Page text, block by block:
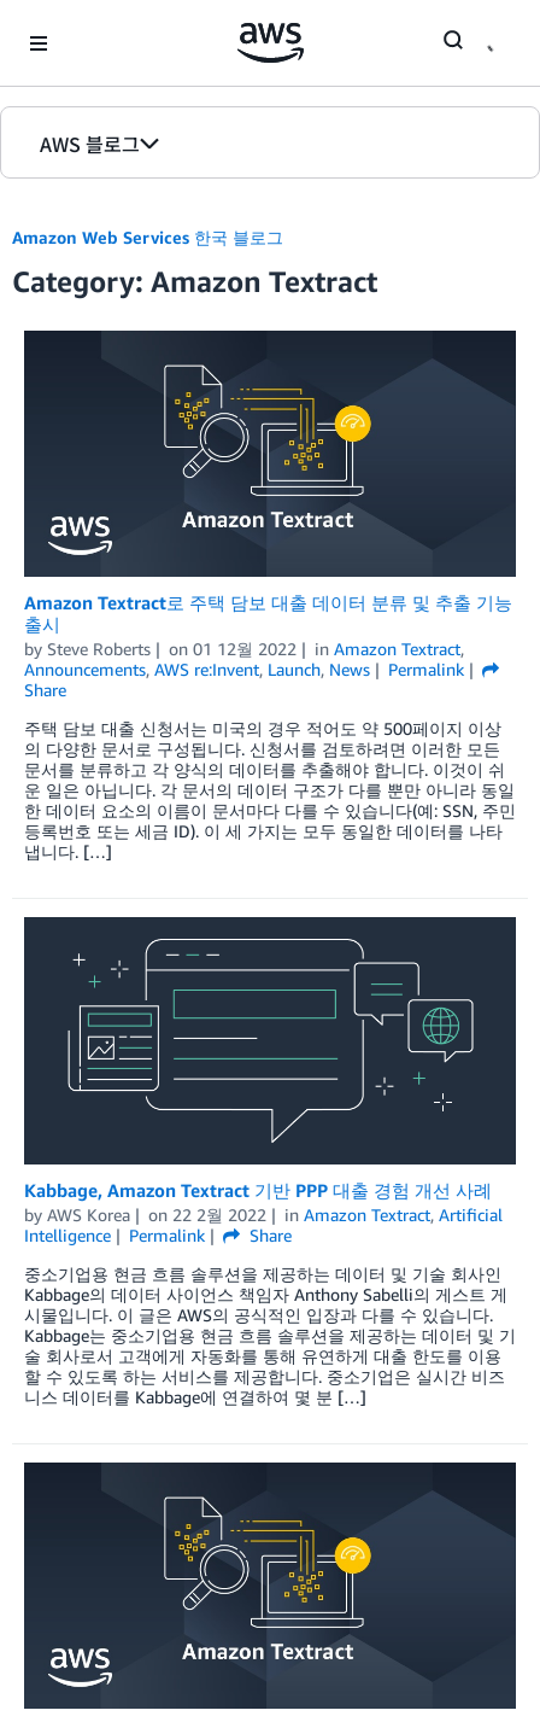
AWS 블로그
에디션
Amazon Web Services 한국 블로그
Category: Amazon Textract
Amazon Textract로 주택 담보 대출 데이터 분류 및 추출 기능
출시
by Steve Roberts on 01 12월 2022 in Amazon Textract,
Announcements, AWS re:Invent, Launch, News
Permalink
Share
주택 담보 대출 신청서는 미국의 경우 적어도 약 500페이지 이상
의 다양한 문서로 구성됩니다. 신청서를 검토하려면 이러한 모든
문서를 분류하고 각 양식의 데이터를 추출해야 합니다. 이것이 쉬
운 일은 아닙니다. 각 문서의 데이터 구조가 다를 뿐만 아니라 동일
한 데이터 요소의 이름이 문서마다 다를 수 있습니다(예: SSN, 주민
등록번호 또는 세금 ID). 이 세 가지는 모두 동일한 데이터를 나타
냅니다. […]
Kabbage, Amazon Textract 기반 PPP 대출 경험 개선 사례
by AWS Korea on 22 2월 2022 in Amazon Textract, Artificial
Intelligence
Permalink
Share
중소기업용 현금 흐름 솔루션을 제공하는 데이터 및 기술 회사인
Kabbage의 데이터 사이언스 책임자 Anthony Sabelli의 게스트 게
시물입니다. 이 글은 AWS의 공식적인 입장과 다를 수 있습니다.
Kabbage는 중소기업용 현금 흐름 솔루션을 제공하는 데이터 및 기
술 회사로서 고객에게 자동화를 통해 유연하게 대출 한도를 이용
할 수 있도록 하는 서비스를 제공합니다. 중소기업은 실시간 비즈
니스 데이터를 Kabbage에 연결하여 몇 분 […]